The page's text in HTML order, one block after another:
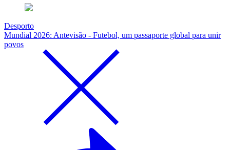
Desporto
Mundial 2026: Antevisão - Futebol, um passaporte global para unir
povos